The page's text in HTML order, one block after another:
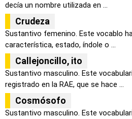
decía un nombre utilizada en ...
Crudeza
Sustantivo femenino. Este vocablo
característica, estado, índole o ...
Callejoncillo, ito
Sustantivo masculino. Este
registrado en la RAE, que se hace ...
Cosmósofo
Sustantivo masculino. Este